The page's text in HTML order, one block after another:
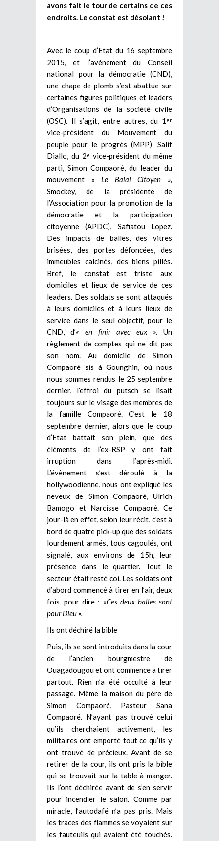
avons fait le tour de certains de ces
endroits. Le constat est désolant !
Avec le coup d’Etat du 16 septembre
2015, et l’avènement du Conseil
national pour la démocratie (CND),
une chape de plomb s’est abattue sur
certaines figures politiques et leaders
d’Organisations de la société civile
(OSC). Il s’agit, entre autres, du 1 er
vice-président du Mouvement du
peuple pour le progrès (MPP), Salif
Diallo, du 2e vice-président du même
parti, Simon Compaoré, du leader du
mouvement « Le Balai Citoyen »,
Smockey, de la présidente de
l’Association pour la promotion de la
démocratie et la participation
citoyenne (APDC), Safiatou Lopez.
Des impacts de balles, des vitres
brisées, des portes défoncées, des
immeubles calcinés, des biens pillés.
Bref, le constat est triste aux
domiciles et lieux de service de ces
leaders. Des soldats se sont attaqués
à leurs domiciles et à leurs lieux de
service dans le seul objectif, pour le
CND, d’« en finir avec eux ».
Un
règlement de comptes qui ne dit pas
son nom. Au domicile de Simon
Compaoré sis à Gounghin, où nous
nous sommes rendus le 25 septembre
dernier, l’effroi du putsch se lisait
toujours sur le visage des membres de
la famille Compaoré. C’est le 18
septembre dernier, alors que le coup
d’Etat battait son plein, que des
éléments de l’ex-RSP y ont fait
irruption dans l’après-midi.
L’évènement s’est déroulé à la
hollywoodienne, nous ont expliqué les
neveux de Simon Compaoré, Ulrich
Bamogo et Narcisse Compaoré. Ce
jour-là en effet, selon leur récit, c’est à
bord de quatre pick-up que des soldats
lourdement armés, tous cagoulés, ont
signalé, aux environs de 15h, leur
présence dans le quartier. Tout le
secteur était resté coi. Les soldats ont
d’abord commencé à tirer en l’air, deux
fois, pour dire : «Ces deux balles sont
pour Dieu ».
Ils ont déchiré la bible
Puis, ils se sont introduits dans la cour
de l’ancien bourgmestre de
Ouagadougou et ont commencé à tirer
partout. Rien n’a été occulté à leur
passage. Même la maison du père de
Simon Compaoré, Pasteur Sana
Compaoré. N’ayant pas trouvé celui
qu’ils cherchaient activement, les
militaires ont emporté tout ce qu’ils y
ont trouvé de précieux. Avant de se
retirer de la cour, ils ont pris la bible
qui se trouvait sur la table à manger.
Ils l’ont déchirée avant de s’en servir
pour incendier le salon. Comme par
miracle, l’autodafé n’a pas pris. Mais
les traces des flammes se voyaient sur
les fauteuils qui avaient été touchés.